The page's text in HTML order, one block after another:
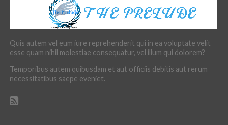
Quis autem vel eum iure reprehenderit qui in ea voluptate velit
esse quam nihil molestiae consequatur, vel illum qui dolorem?
Temporibus autem quibusdam et aut officiis debitis aut rerum
necessitatibus saepe eveniet.